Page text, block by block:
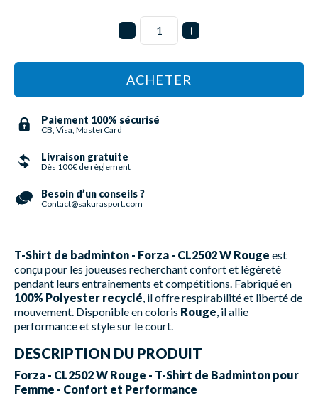
ACHETER
Paiement 100% sécurisé
CB, Visa, MasterCard
Livraison gratuite
Dès 100€ de règlement
Besoin d’un conseils ?
Contact@sakurasport.com
T-Shirt de badminton - Forza - CL2502 W Rouge est
conçu pour les joueuses recherchant confort et légèreté
pendant leurs entraînements et compétitions. Fabriqué en
100% Polyester recyclé , il offre respirabilité et liberté de
mouvement. Disponible en coloris Rouge , il allie
performance et style sur le court.
DESCRIPTION DU PRODUIT
Forza - CL2502 W Rouge - T-Shirt de Badminton pour
Femme - Confort et Performance